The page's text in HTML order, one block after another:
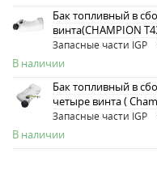
Бак топливный в
винта(CHAMPION
Запасные части IGP
В наличии
Бак топливный в
четыре винта (
Запасные части IGP
В наличии